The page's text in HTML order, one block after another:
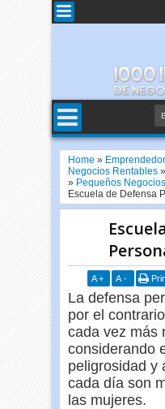
Home »
Negocios Rentables
» Pequeños Negocios
Escuela de Defensa
A + A -
La defensa
por el
cada vez más
considerando
peligrosidad y
cada día son
las mujeres.